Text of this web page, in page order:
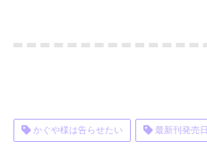
かぐや様は告らせたい 最新刊発売日